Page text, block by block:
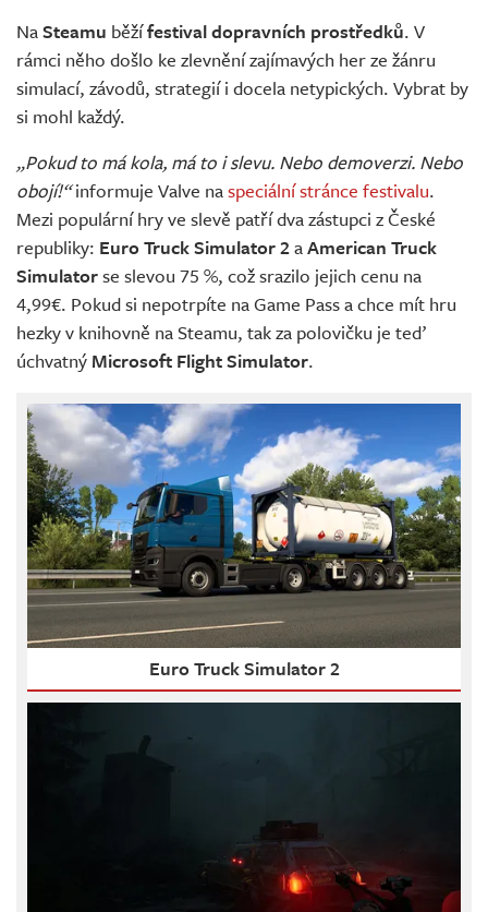
Živě
NaSteamu běžífestival dopravních prostředků. V
rámci něho došlo ke zlevnění zajímavých her ze žánru
simulací, závodů, strategií i docela netypických. Vybrat by
si mohl každý.
„Pokud to má kola, má to i slevu. Nebo demoverzi. Nebo
obojí!“informuje Valve naspeciální stránce festivalu.
Mezi populární hry ve slevě patří dva zástupci z České
republiky: Euro Truck Simulator 2aAmerican Truck
Simulatorse slevou 75 %, což srazilo jejich cenu na
4,99€. Pokud si nepotrpíte na Game Pass a chce mít hru
hezky v knihovně na Steamu, tak za polovičku je teď
úchvatný Microsoft Flight Simulator.
Euro Truck Simulator 2